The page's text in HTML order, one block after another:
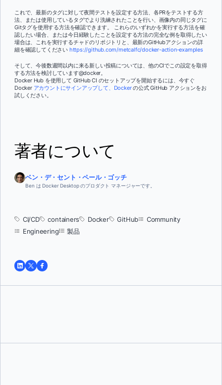
これで、最新のタグに対して夜間テストを設定する方法、各PRをテストする方
法、または使用しているタグでより洗練されたことを行い、画像内の同じタグに
Gitタグを使用する方法を確認できます。 これらのいずれかを実行する方法を確
認したい場合、または今日経験したことを設定する方法の完全な例を取得したい
場合は、これを実行するチャドのリポジトリと、最新のGitHubアクションの詳
細を確認してください https://github.com/metcalfc/docker-action-examples
そして、今後数週間以内に来る新しい投稿については、他のCIでこの設定を取得
する方法を検討しています@docker。
Docker Hub を使用して GitHub CI のセットアップを開始するには、今すぐ
Docker アカウントにサインアップして、Dockerの公式 GitHub アクションをお
試しください。
著者について
ベン・デ・セント・ペール・ゴッチ
Ben は Docker Desktop のプロダクト マネージャーです。
CI/CD containers Docker GitHub
Community
Engineering
製品